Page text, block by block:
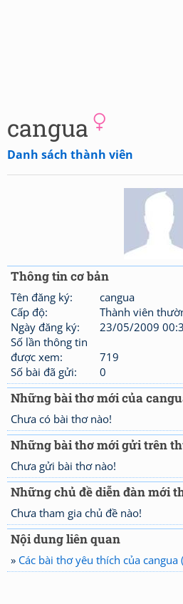
cangua
Danh sách thành viên
Thông tin cơ bản
Tên đăng ký:
cangua
Cấp độ:
Thành viên
Ngày đăng ký:
23/05/2009
Số lần thông tin
được xem:
719
Số bài đã gửi:
0
Những bài thơ mới của
Chưa có bài thơ nào!
Những bài thơ mới gửi trên
Chưa gửi bài thơ nào!
Những chủ đề diễn đàn mới
Chưa tham gia chủ đề nào!
Nội dung liên quan
» Các bài thơ yêu thích của cangua